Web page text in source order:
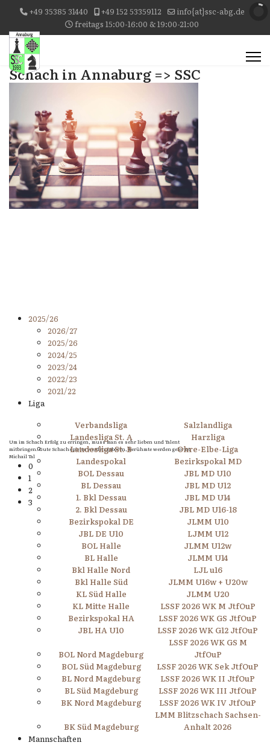
+49 35385 31440 +49 152 53359112
info{at}ssc-abg.de
freitags 15:00-16:00 & 19:00-21:00
Schach in Annaburg => SSC
Um im Schach Erfolg zu erringen, muss man es sehr lieben und Talent
mitbringen. Gute Schachspieler werden geboren, berühmte werden geformt.
Michail Tal
0
1
2
3
2025/26
2026/27
2025/26
2024/25
2023/24
2022/23
2021/22
Liga
Verbandsliga
Salzlandliga
Landesliga St. A
Harzliga
Landesliga St. B
Ohre-Elbe-Liga
Landespokal
Bezirkspokal MD
BOL Dessau
JBL MD U10
BL Dessau
JBL MD U12
1. Bkl Dessau
JBL MD U14
2. Bkl Dessau
JBL MD U16-18
Bezirkspokal DE
JLMM U10
JBL DE U10
LJMM U12
BOL Halle
JLMM U12w
BL Halle
JLMM U14
Bkl Halle Nord
LJL u16
Bkl Halle Süd
JLMM U16w + U20w
KL Süd Halle
JLMM U20
KL Mitte Halle
LSSF 2026 WK M JtfOuP
Bezirkspokal HA
LSSF 2026 WK GS JtfOuP
JBL HA U10
LSSF 2026 WK G12 JtfOuP
BOL Nord Magdeburg
LSSF 2026 WK GS M
JtfOuP
BOL Süd Magdeburg
LSSF 2026 WK Sek JtfOuP
BL Nord Magdeburg
LSSF 2026 WK II JtfOuP
BL Süd Magdeburg
LSSF 2026 WK III JtfOuP
BK Nord Magdeburg
LSSF 2026 WK IV JtfOuP
BK Süd Magdeburg
LMM Blitzschach Sachsen-
Anhalt 2026
Mannschaften